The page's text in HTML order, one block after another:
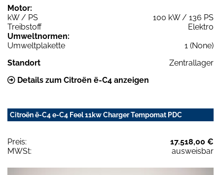
Motor:
kW / PS
100 kW / 136 PS
Treibstoff
Elektro
Umweltnormen:
Umweltplakette
1 (None)
Standort
Zentrallager
Details zum Citroën ë-C4 anzeigen
Citroën ë-C4 e-C4 Feel 11kw Charger Tempomat PDC
Preis:
17.518,00 €
MWSt:
ausweisbar